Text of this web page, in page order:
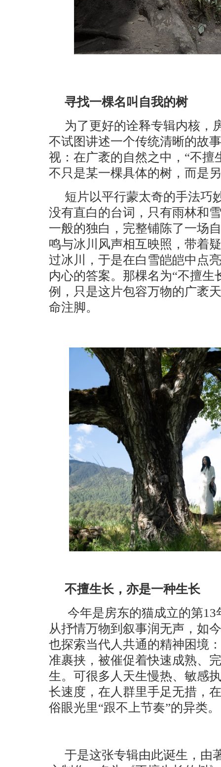
寻找一棵名叫自我的树
为了更好的诠释专辑内核，
不试图讲述一个传统清晰的故
视：在广袤的自然之中，“不擅
不只是某一棵具体的树，而是
短片以平行蒙太奇的手法巧
没有直白的台词，只有雨林和
一般的独白，完整铺陈了一场
鸣与冰川风声相互映照，带着
过冰川，于是在白雪皑皑中点
内心的答案。那棵名为“不擅
例，只是这片包容万物的广袤
命注脚。
不擅生长，亦是一种生长
今年是房东的猫成立的第13
从抒情万物到叙事润无声，如
也探索当代人共通的精神困境
准裹挟，被催促着快速成熟、
生。可很多人天生慢热、敏感
长速度，在人群里手足无措，
俗眼光里“跟不上节奏”的异类。
于是这张专辑由此诞生，由